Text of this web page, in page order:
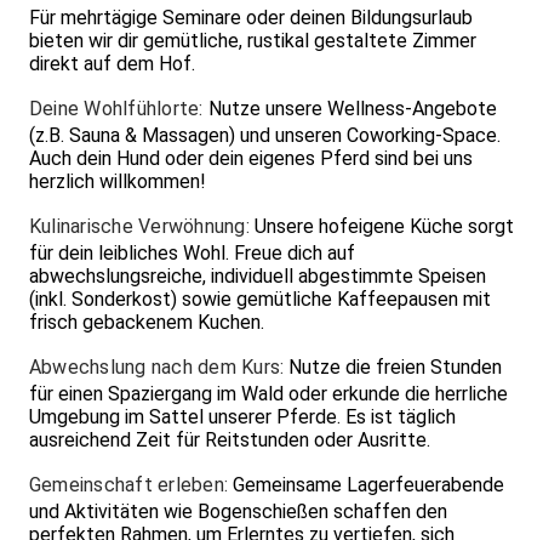
Für mehrtägige Seminare oder deinen Bildungsurlaub
bieten wir dir gemütliche, rustikal gestaltete Zimmer
direkt auf dem Hof.
Deine Wohlfühlorte: Nutze unsere Wellness-Angebote
(z.B. Sauna & Massagen) und unseren Coworking-Space.
Auch dein Hund oder dein eigenes Pferd sind bei uns
herzlich willkommen!
Kulinarische Verwöhnung: Unsere hofeigene Küche sorgt
für dein leibliches Wohl. Freue dich auf
abwechslungsreiche, individuell abgestimmte Speisen
(inkl. Sonderkost) sowie gemütliche Kaffeepausen mit
frisch gebackenem Kuchen.
Abwechslung nach dem Kurs: Nutze die freien Stunden
für einen Spaziergang im Wald oder erkunde die herrliche
Umgebung im Sattel unserer Pferde. Es ist täglich
ausreichend Zeit für Reitstunden oder Ausritte.
Gemeinschaft erleben: Gemeinsame Lagerfeuerabende
und Aktivitäten wie Bogenschießen schaffen den
perfekten Rahmen, um Erlerntes zu vertiefen, sich